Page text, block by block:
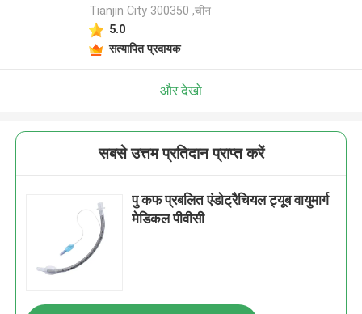
Tianjin City 300350 ,चीन
5.0
सत्यापित प्रदायक
और देखो
सबसे उत्तम प्रतिदान प्राप्त करें
पु कफ प्रबलित एंडोट्रैचियल ट्यूब वायुमार्ग
मेडिकल पीवीसी